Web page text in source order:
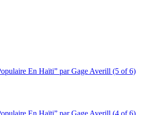
En Haïti” par Gage Averill (5 of 6)